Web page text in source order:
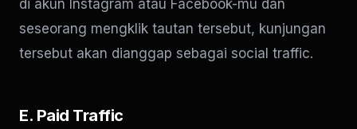
di akun Instagram atau Facebook-mu dan
seseorang mengklik tautan tersebut, kunjungan
tersebut akan dianggap sebagai social traffic.
E. Paid Traffic